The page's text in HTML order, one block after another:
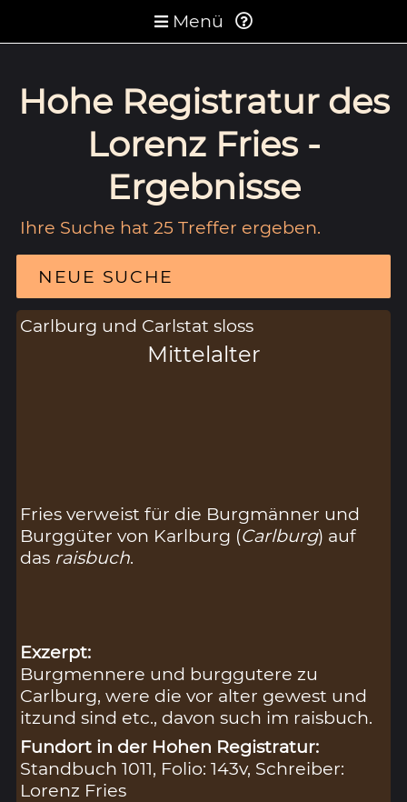
Menü
Hohe Registratur des
Lorenz Fries -
Ergebnisse
Ihre Suche hat 25 Treffer ergeben.
NEUE SUCHE
Carlburg und Carlstat sloss
Mittelalter
Fries verweist für die Burgmänner und
Burggüter von Karlburg (Carlburg) auf
das raisbuch.
Exzerpt:
Burgmennere und burggutere zu
Carlburg, were die vor alter gewest und
itzund sind etc., davon such im raisbuch.
Fundort in der Hohen Registratur:
Standbuch 1011, Folio: 143v, Schreiber:
Lorenz Fries